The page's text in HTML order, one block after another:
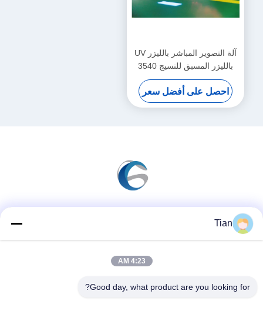
آلة التصوير المباشر بالليزر UV
بالليزر المسبق للنسيج 3540
نقطة في البوصة
احصل على أفضل سعر
Tian
4:23 AM
Good day, what product are you looking for?